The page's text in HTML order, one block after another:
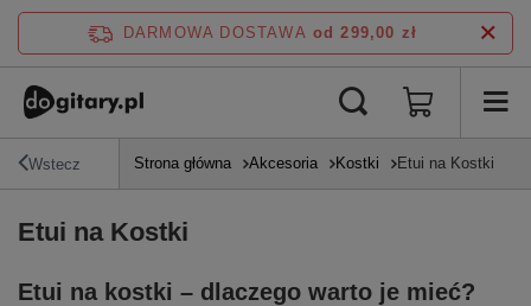
DARMOWA DOSTAWA od 299,00 zł
Wstecz Strona główna Akcesoria Kostki Etui na Kostki
Etui na Kostki
Etui na kostki – dlaczego warto je mieć?